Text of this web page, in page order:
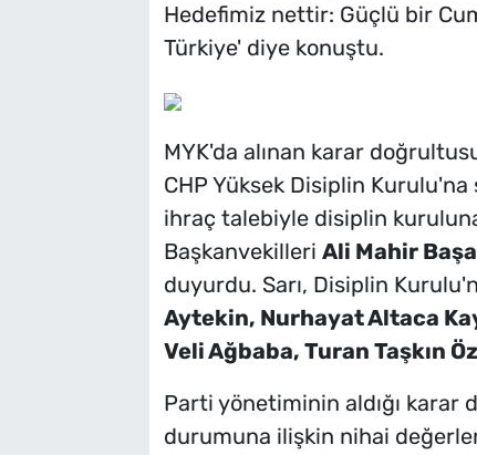
Hedefimiz nettir: Güçlü bir
Türkiye' diye konuştu.
MYK'da alınan karar
CHP Yüksek Disiplin
ihraç talebiyle disiplin
Başkanvekilleri Ali Mahir
duyurdu. Sarı, Disiplin
Aytekin, Nurhayat Altaca
Veli Ağbaba, Turan Taşkın
Parti yönetiminin aldığı
durumuna ilişkin nihai